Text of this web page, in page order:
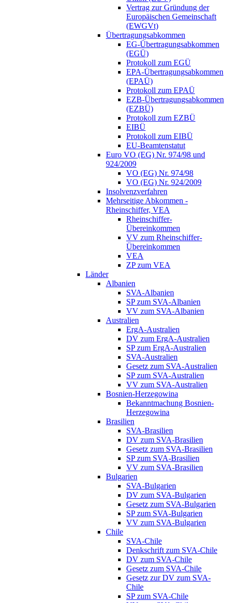
Vertrag zur Gründung der
Europäischen Gemeinschaft
(EWGVt)
Übertragungsabkommen
EG-Übertragungsabkommen
(EGÜ)
Protokoll zum EGÜ
EPA-Übertragungsabkommen
(EPAÜ)
Protokoll zum EPAÜ
EZB-Übertragungsabkommen
(EZBÜ)
Protokoll zum EZBÜ
EIBÜ
Protokoll zum EIBÜ
EU-Beamtenstatut
Euro VO (EG) Nr. 974/98 und
924/2009
VO (EG) Nr. 974/98
VO (EG) Nr. 924/2009
Insolvenzverfahren
Mehrseitige Abkommen -
Rheinschiffer, VEA
Rheinschiffer-
Übereinkommen
VV zum Rheinschiffer-
Übereinkommen
VEA
ZP zum VEA
Länder
Albanien
SVA-Albanien
SP zum SVA-Albanien
VV zum SVA-Albanien
Australien
ErgA-Australien
DV zum ErgA-Australien
SP zum ErgA-Australien
SVA-Australien
Gesetz zum SVA-Australien
SP zum SVA-Australien
VV zum SVA-Australien
Bosnien-Herzegowina
Bekanntmachung Bosnien-
Herzegowina
Brasilien
SVA-Brasilien
DV zum SVA-Brasilien
Gesetz zum SVA-Brasilien
SP zum SVA-Brasilien
VV zum SVA-Brasilien
Bulgarien
SVA-Bulgarien
DV zum SVA-Bulgarien
Gesetz zum SVA-Bulgarien
SP zum SVA-Bulgarien
VV zum SVA-Bulgarien
Chile
SVA-Chile
Denkschrift zum SVA-Chile
DV zum SVA-Chile
Gesetz zum SVA-Chile
Gesetz zur DV zum SVA-
Chile
SP zum SVA-Chile